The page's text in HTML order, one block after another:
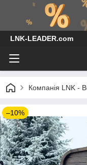
LNK-LEADER.com
Компанія LNK -
–10%